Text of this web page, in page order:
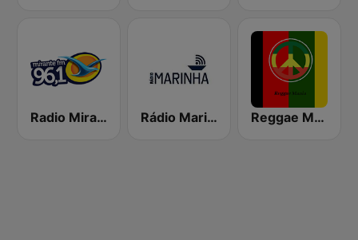
Radio Mirante 96.1 FM Rádio Marinha do Brasil Reggae Mania